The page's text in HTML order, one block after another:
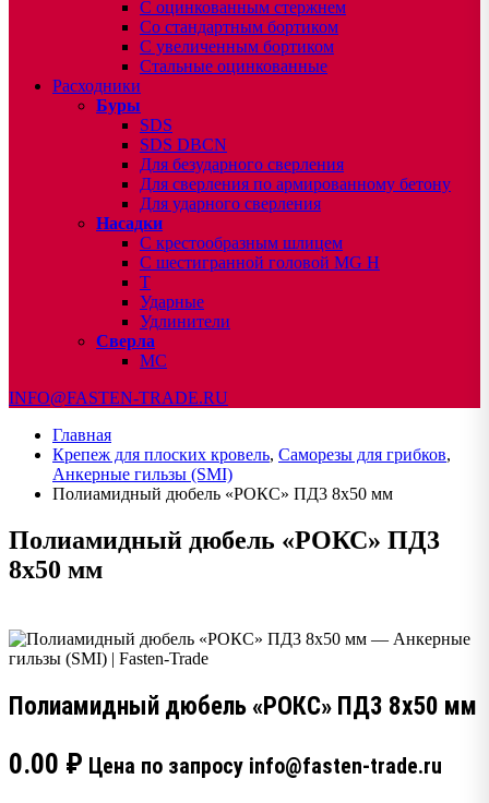
С оцинкованным стержнем
Со стандартным бортиком
С увеличенным бортиком
Стальные оцинкованные
Расходники
Буры
SDS
SDS DBCN
Для безударного сверления
Для сверления по армированному бетону
Для ударного сверления
Насадки
С крестообразным шлицем
С шестигранной головой MG H
T
Ударные
Удлинители
Сверла
МС
INFO@FASTEN-TRADE.RU
Главная
Крепеж для плоских кровель, Саморезы для грибков,
Анкерные гильзы (SMI)
Полиамидный дюбель «РОКС» ПД3 8х50 мм
Полиамидный дюбель «РОКС» ПД3
8х50 мм
Полиамидный дюбель «РОКС» ПД3 8х50 мм
0.00 ₽ Цена по запросу info@fasten-trade.ru